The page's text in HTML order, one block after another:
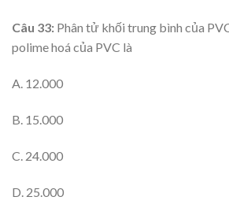
Câu 33: Phân tử khối trung bình của
polime hoá của PVC là
A. 12.000
B. 15.000
C. 24.000
D. 25.000